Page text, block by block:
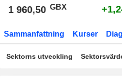
1 960,50 GBX
Sammanfattning Kurser
Sektorns utveckling